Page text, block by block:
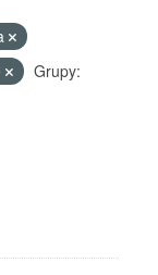
Grupy: